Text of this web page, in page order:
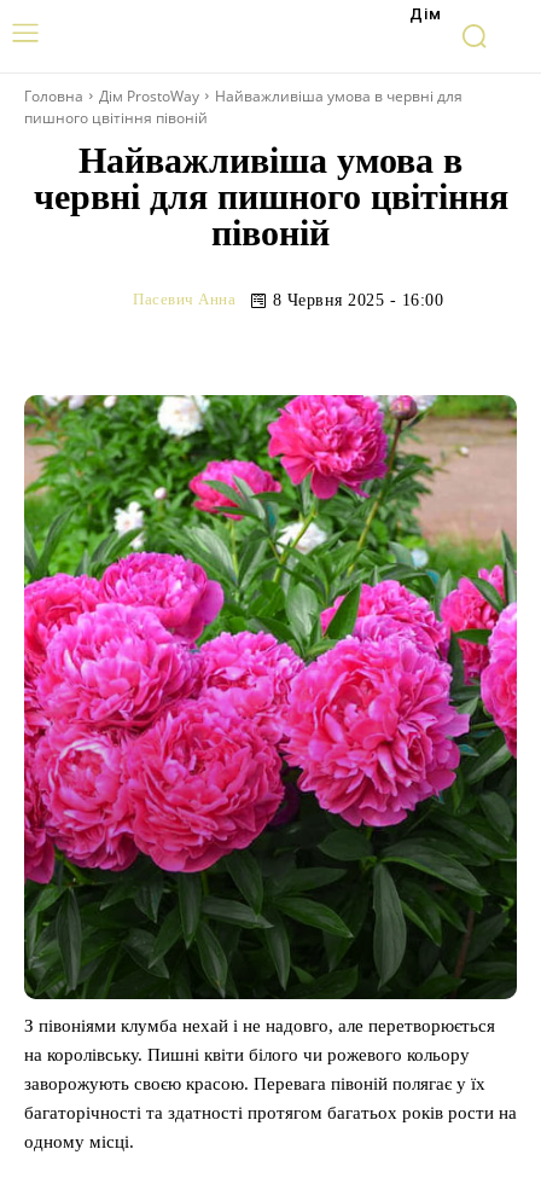
Дім
Головна Дім ProstoWay
Найважливіша умова в червні для
пишного цвітіння півоній
Найважливіша умова в
червні для пишного цвітіння
півоній
Пасевич Анна 8 Червня 2025 - 16:00
З півоніями клумба нехай і не надовго, але перетворюється
на королівську. Пишні квіти білого чи рожевого кольору
заворожують своєю красою. Перевага півоній полягає у їх
багаторічності та здатності протягом багатьох років рости на
одному місці.